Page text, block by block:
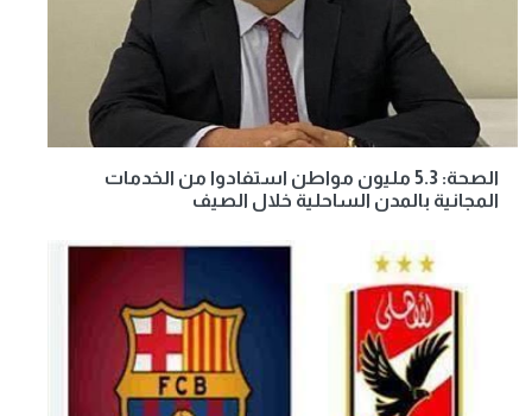
الصحة: 5.3 مليون مواطن استفادوا من الخدمات
المجانية بالمدن الساحلية خلال الصيف